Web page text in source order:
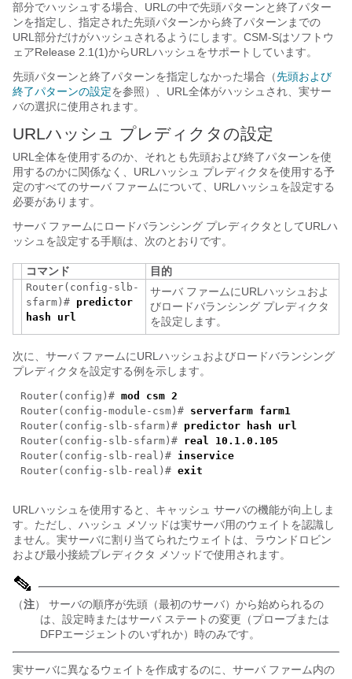
部分でハッシュする場合、URLの中で先頭パターンと終了パター
ンを指定し、指定された先頭パターンから終了パターンまでの
URL部分だけがハッシュされるようにします。CSM-Sはソフトウ
ェアRelease 2.1(1)からURLハッシュをサポートしています。
先頭パターンと終了パターンを指定しなかった場合（先頭および
終了パターンの設定を参照）、URL全体がハッシュされ、実サー
バの選択に使用されます。
URLハッシュ プレディクタの設定
URL全体を使用するのか、それとも先頭および終了パターンを使
用するのかに関係なく、URLハッシュ プレディクタを使用する予
定のすべてのサーバ ファームについて、URLハッシュを設定する
必要があります。
サーバ ファームにロードバランシング プレディクタとしてURLハ
ッシュを設定する手順は、次のとおりです。
コマンド 目的
Router(config-slb-
sfarm)# predictor
hash url
サーバ ファームにURLハッシュおよ
びロードバランシング プレディクタ
を設定します。
次に、サーバ ファームにURLハッシュおよびロードバランシング
プレディクタを設定する例を示します。
Router(config)# mod csm 2
Router(config-module-csm)# serverfarm farm1
Router(config-slb-sfarm)# predictor hash url
Router(config-slb-sfarm)# real 10.1.0.105
Router(config-slb-real)# inservice
Router(config-slb-real)# exit
URLハッシュを使用すると、キャッシュ サーバの機能が向上しま
す。ただし、ハッシュ メソッドは実サーバ用のウェイトを認識し
ません。実サーバに割り当てられたウェイトは、ラウンドロビン
および最小接続プレディクタ メソッドで使用されます。
（注） サーバの順序が先頭（最初のサーバ）から始められるの
は、設定時またはサーバ ステートの変更（プローブまたは
DFPエージェントのいずれか）時のみです。
実サーバに異なるウェイトを作成するのに、サーバ ファーム内の